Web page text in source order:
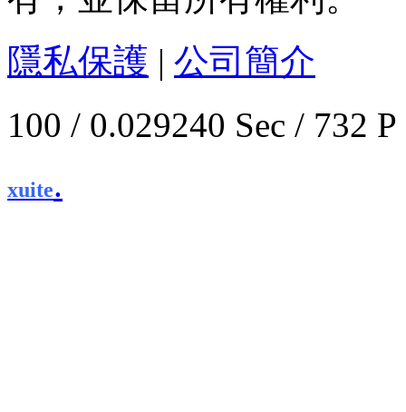
隱私保護 | 公司簡介
100 / 0.029240 Sec / 732
xuite.